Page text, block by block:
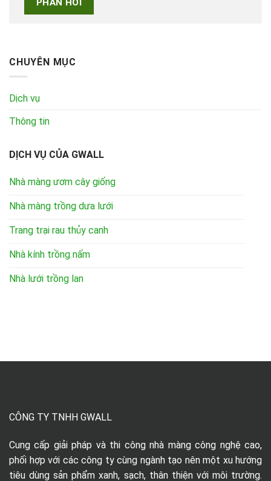
CHUYÊN MỤC
Dịch vụ
Thông tin
DỊCH VỤ CỦA GWALL
Nhà màng ươm cây giống
Nhà màng trồng dưa lưới
Trang trại rau thủy canh
Nhà kính trồng nấm
Nhà lưới trồng lan
CÔNG TY TNHH GWALL
Cung cấp giải pháp và thi công nhà màng công nghệ cao,
phối hợp với các công ty cùng ngành tạo nên một xu hướng
tiêu dùng sản phẩm xanh, sạch, thân thiện với môi trường.